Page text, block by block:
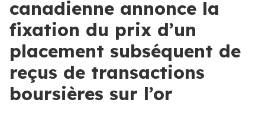
canadienne annonce la
fixation du prix d’un
placement subséquent de
reçus de transactions
boursières sur l’or